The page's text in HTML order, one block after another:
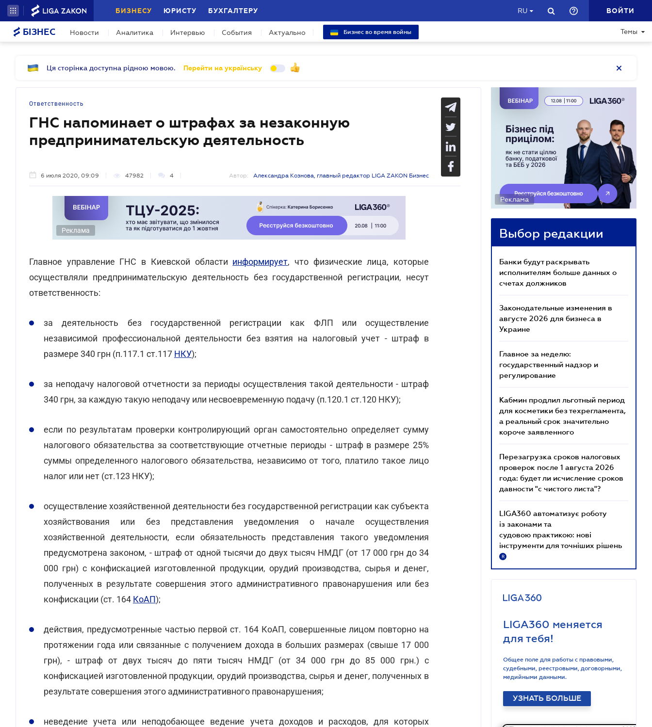
БИЗНЕСУ ЮРИСТУ БУХГАЛТЕРУ RU ВОЙТИ
БІЗНЕС Новости Аналитика Интервью События Актуально Бизнес во время войны Темы
Ця сторінка доступна рідною мовою. Перейти на українську
Ответственность
ГНС напоминает о штрафах за незаконную
предпринимательскую деятельность
6 июля 2020, 09:09 47982 4 Автор: Александра Кознова, главный редактор LIGA ZAKON Бизнес
Реклама
Главное управление ГНС в Киевской области информирует, что физические лица, которые
осуществляли предпринимательскую деятельность без государственной регистрации, несут
ответственность:
за деятельность без государственной регистрации как ФЛП или осуществление
независимой профессиональной деятельности без взятия на налоговый учет - штраф в
размере 340 грн (п.117.1 ст.117 НКУ);
за неподачу налоговой отчетности за периоды осуществления такой деятельности - штраф
340 грн, за каждую такую неподачу или несвоевременную подачу (п.120.1 ст.120 НКУ);
если по результатам проверки контролирующий орган самостоятельно определяет сумму
налогового обязательства за соответствующие отчетные периоды - штраф в размере 25%
суммы определенного налогового обязательства, независимо от того, платило такое лицо
налог или нет (ст.123 НКУ);
осуществление хозяйственной деятельности без государственной регистрации как субъекта
хозяйствования или без представления уведомления о начале осуществления
хозяйственной деятельности, если обязательность представления такого уведомления
предусмотрена законом, - штраф от одной тысячи до двух тысяч НМДГ (от 17 000 грн до 34
000 грн) с конфискацией изготовленной продукции, орудий производства, сырья и денег,
полученных в результате совершения этого административного правонарушения или без
конфискации (ст. 164 КоАП);
действия, предусмотренные частью первой ст. 164 КоАП, совершенные лицом повторно на
протяжении года или связанные с получением дохода в больших размерах (свыше 17 000
грн), - штраф от двух тысяч до пяти тысяч НМДГ (от 34 000 грн до 85 000 грн.) с
конфискацией изготовленной продукции, орудий производства, сырья и денег, полученных в
результате совершения этого административного правонарушения;
неведение учета или неподобающее ведение учета доходов и расходов, для которых
Реклама
Выбор редакции
Банки будут раскрывать
исполнителям больше данных о
счетах должников
Законодательные изменения в
августе 2026 для бизнеса в
Украине
Главное за неделю:
государственный надзор и
регулирование
Кабмин продлил льготный период
для косметики без техрегламента,
а реальный срок значительно
короче заявленного
Перезагрузка сроков налоговых
проверок после 1 августа 2026
года: будет ли исчисление сроков
давности "с чистого листа"?
LIGA360 автоматизує роботу
із законами та
судовою практикою: нові
інструменти для точніших рішень
R
LIGA360 меняется
для тебя!
Общее поле для работы с правовыми,
судебными, реестровыми, договорными,
медийными данными.
УЗНАТЬ БОЛЬШЕ